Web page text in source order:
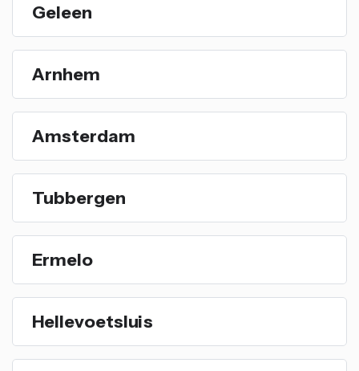
Geleen
Arnhem
Amsterdam
Tubbergen
Ermelo
Hellevoetsluis